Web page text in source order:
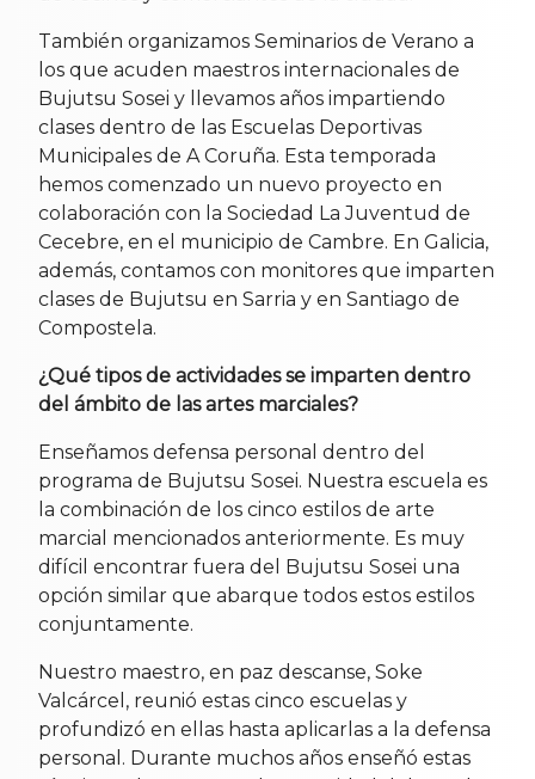
También organizamos Seminarios de Verano a
los que acuden maestros internacionales de
Bujutsu Sosei y llevamos años impartiendo
clases dentro de las Escuelas Deportivas
Municipales de A Coruña. Esta temporada
hemos comenzado un nuevo proyecto en
colaboración con la Sociedad La Juventud de
Cecebre, en el municipio de Cambre. En Galicia,
además, contamos con monitores que imparten
clases de Bujutsu en Sarria y en Santiago de
Compostela.
¿Qué tipos de actividades se imparten dentro
del ámbito de las artes marciales?
Enseñamos defensa personal dentro del
programa de Bujutsu Sosei. Nuestra escuela es
la combinación de los cinco estilos de arte
marcial mencionados anteriormente. Es muy
difícil encontrar fuera del Bujutsu Sosei una
opción similar que abarque todos estos estilos
conjuntamente.
Nuestro maestro, en paz descanse, Soke
Valcárcel, reunió estas cinco escuelas y
profundizó en ellas hasta aplicarlas a la defensa
personal. Durante muchos años enseñó estas